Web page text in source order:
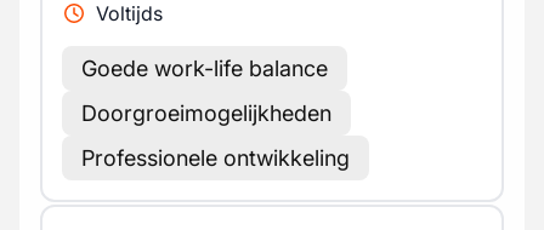
Voltijds
Goede work-life balance
Doorgroeimogelijkheden
Professionele ontwikkeling